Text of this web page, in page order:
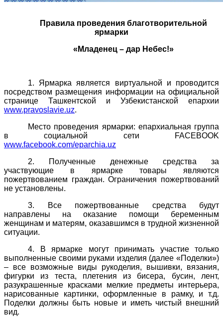
Правила проведения благотворительной
ярмарки
«Младенец – дар Небес!»
1. Ярмарка является виртуальной и проводится
посредством размещения информации на официальной
странице Ташкентской и Узбекистанской епархии
www.pravoslavie.uz.
Место проведения ярмарки: епархиальная группа
в социальной сети FACEBOOK
www.facebook.com/eparchia.uz
2. Полученные денежные средства за
участвующие в ярмарке товары являются
пожертвованием граждан. Ограничения пожертвований
не установлены.
3. Все пожертвованные средства будут
направлены на оказание помощи беременным
женщинам и матерям, оказавшимся в трудной жизненной
ситуации.
4. В ярмарке могут принимать участие только
выполненные своими руками изделия (далее «Поделки»)
– все возможные виды рукоделия, вышивки, вязания,
фигурки из теста, плетения из бисера, бусин, лент,
разукрашенные красками мелкие предметы интерьера,
нарисованные картинки, оформленные в рамку, и т.д.
Поделки должны быть новые и иметь чистый внешний
вид.